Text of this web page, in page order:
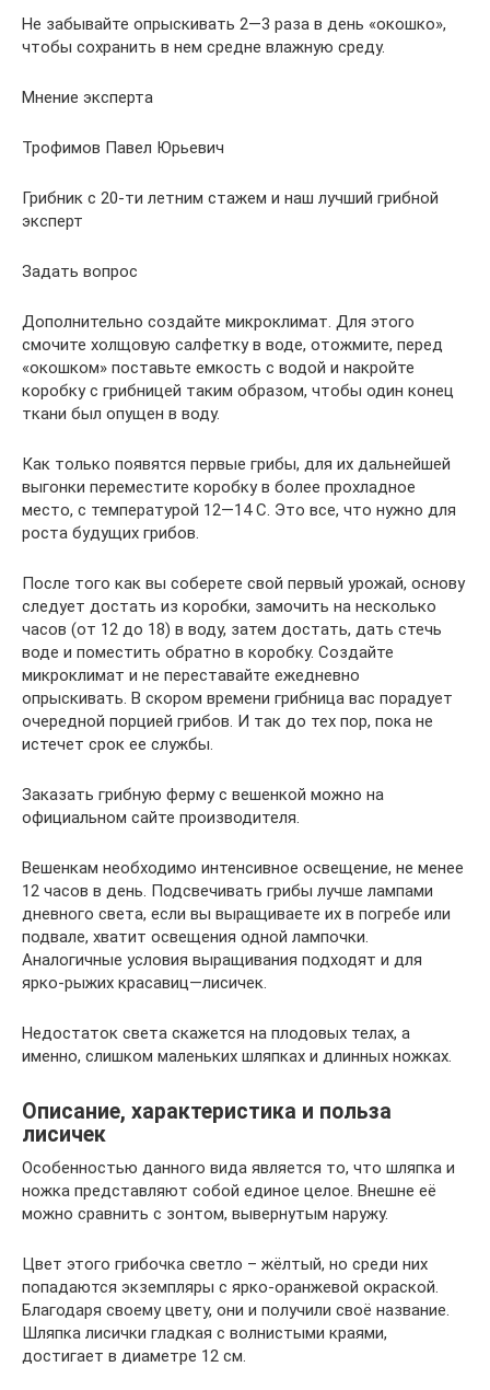
Не забывайте опрыскивать 2—3 раза в день «окошко»,
чтобы сохранить в нем средне влажную среду.
Мнение эксперта
Трофимов Павел Юрьевич
Грибник с 20-ти летним стажем и наш лучший грибной
эксперт
Задать вопрос
Дополнительно создайте микроклимат. Для этого
смочите холщовую салфетку в воде, отожмите, перед
«окошком» поставьте емкость с водой и накройте
коробку с грибницей таким образом, чтобы один конец
ткани был опущен в воду.
Как только появятся первые грибы, для их дальнейшей
выгонки переместите коробку в более прохладное
место, с температурой 12—14 С. Это все, что нужно для
роста будущих грибов.
После того как вы соберете свой первый урожай, основу
следует достать из коробки, замочить на несколько
часов (от 12 до 18) в воду, затем достать, дать стечь
воде и поместить обратно в коробку. Создайте
микроклимат и не переставайте ежедневно
опрыскивать. В скором времени грибница вас порадует
очередной порцией грибов. И так до тех пор, пока не
истечет срок ее службы.
Заказать грибную ферму с вешенкой можно на
официальном сайте производителя.
Вешенкам необходимо интенсивное освещение, не менее
12 часов в день. Подсвечивать грибы лучше лампами
дневного света, если вы выращиваете их в погребе или
подвале, хватит освещения одной лампочки.
Аналогичные условия выращивания подходят и для
ярко-рыжих красавиц—лисичек.
Недостаток света скажется на плодовых телах, а
именно, слишком маленьких шляпках и длинных ножках.
Описание, характеристика и польза
лисичек
Особенностью данного вида является то, что шляпка и
ножка представляют собой единое целое. Внешне её
можно сравнить с зонтом, вывернутым наружу.
Цвет этого грибочка светло – жёлтый, но среди них
попадаются экземпляры с ярко-оранжевой окраской.
Благодаря своему цвету, они и получили своё название.
Шляпка лисички гладкая с волнистыми краями,
достигает в диаметре 12 см.